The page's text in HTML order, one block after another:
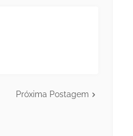
Próxima Postagem